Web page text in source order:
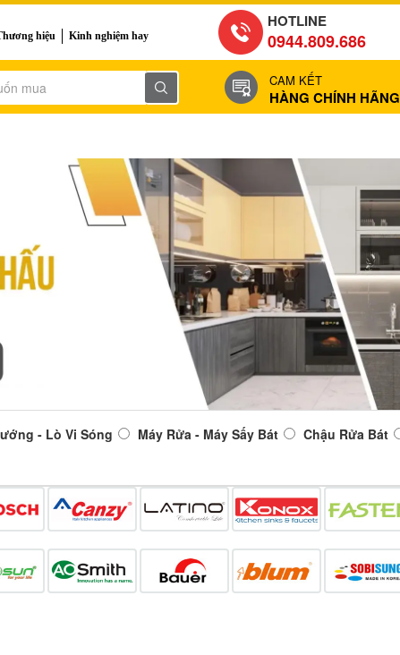
hiệu Kinh nghiệm hay
HOTLINE
0944.809.686
CAM KẾT
HÀNG CHÍNH HÃNG
- Lò Vi Sóng Máy Rửa - Máy Sấy Bát Chậu Rửa Bát